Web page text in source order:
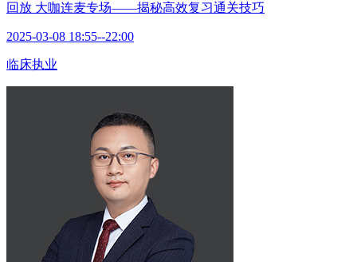
回放 大咖连麦专场——揭秘高效复习通关技巧
2025-03-08 18:55--22:00
临床执业